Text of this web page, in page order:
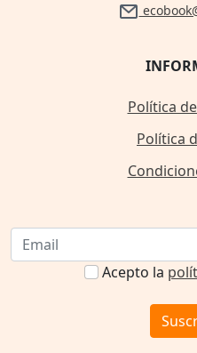
Política
Política
Acepto la